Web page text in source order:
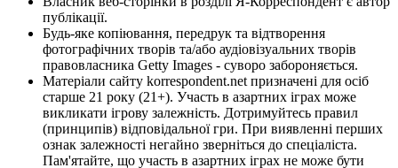
публікації.
Будь-яке копіювання, передрук та відтворення
фотографічних творів та/або аудіовізуальних творів
правовласника Getty Images - суворо забороняється.
Матеріали сайту korrespondent.net призначені для осіб
старше 21 року (21+). Участь в азартних іграх може
викликати ігрову залежність. Дотримуйтесь правил
(принципів) відповідальної гри. При виявленні перших
ознак залежності негайно зверніться до спеціаліста.
Пам'ятайте, що участь в азартних іграх не може бути